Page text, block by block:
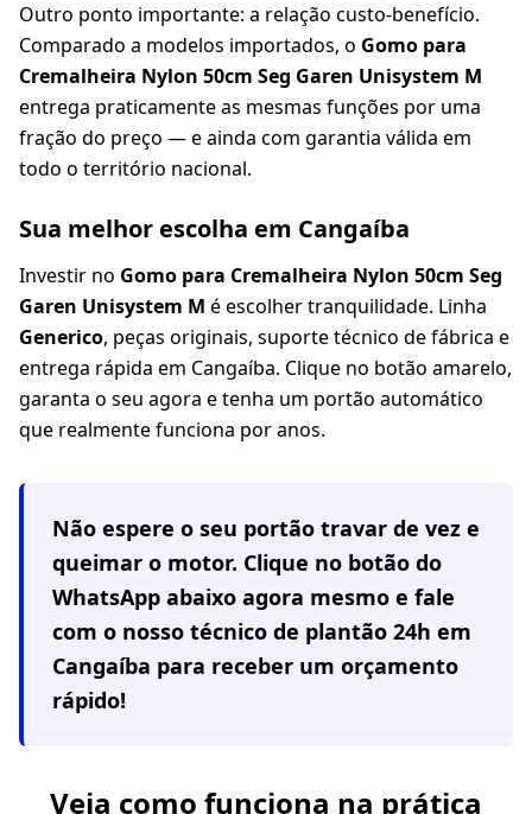
Outro ponto importante: a relação custo-benefício.
Comparado a modelos importados, o Gomo para
Cremalheira Nylon 50cm Seg Garen Unisystem M
entrega praticamente as mesmas funções por uma
fração do preço — e ainda com garantia válida em
todo o território nacional.
Sua melhor escolha em Cangaíba
Investir no Gomo para Cremalheira Nylon 50cm Seg
Garen Unisystem M é escolher tranquilidade. Linha
Generico, peças originais, suporte técnico de fábrica e
entrega rápida em Cangaíba. Clique no botão amarelo,
garanta o seu agora e tenha um portão automático
que realmente funciona por anos.
Não espere o seu portão travar de vez e
queimar o motor. Clique no botão do
WhatsApp abaixo agora mesmo e fale
com o nosso técnico de plantão 24h em
Cangaíba para receber um orçamento
rápido!
Veja como funciona na prática